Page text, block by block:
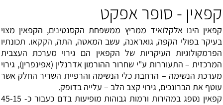
קפאין - סופר אפקט
קפאין הינו אלקלואיד ממריץ ממשפחת הקסנטינים, הקפאין מצוי
בעיקר בפולי הקפה, גואראנה, עשב המאטה, התה, הקקאו. תכונתיו
הפרמקולוגיות העיקריות של הקפאין הם גירוי מערכת העצבית
המרכזית – התעוררות ע"י שחרור ההורמון אדרנלין (אפינפרין), גירוי
מערכת הנשימה – הרחבת כלי הנשימה והרפיית השריר החלק אשר
עוטף את הברונכים, גירוי קצב הלב – עלייה בדופק.
קפאין נספג במהירות ורמות גבוהות מופיעות בדם כעבור כ- 45-15